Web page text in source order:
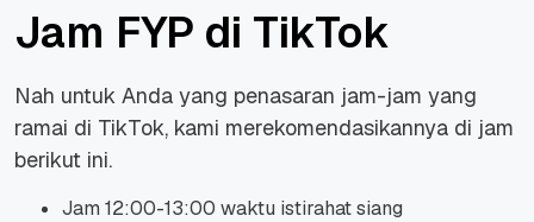
Jam FYP di TikTok
Nah untuk Anda yang penasaran jam-jam yang
ramai di TikTok, kami merekomendasikannya di jam
berikut ini.
Jam 12:00-13:00 waktu istirahat siang